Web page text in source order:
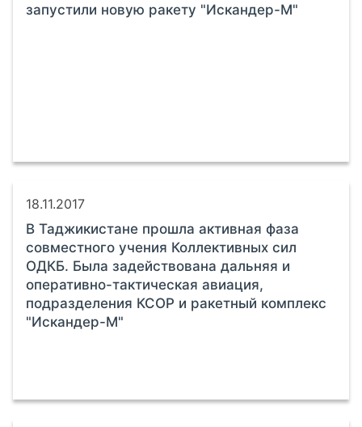
запустили новую ракету "Искандер-М"
18.11.2017
В Таджикистане прошла активная фаза
совместного учения Коллективных сил
ОДКБ. Была задействована дальняя и
оперативно-тактическая авиация,
подразделения КСОР и ракетный комплекс
"Искандер-М"